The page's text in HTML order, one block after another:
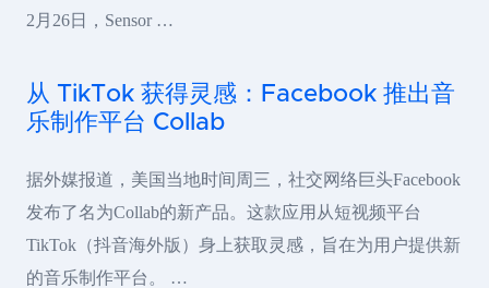
2月26日，Sensor …
从 TikTok 获得灵感：Facebook 推出音
乐制作平台 Collab
据外媒报道，美国当地时间周三，社交网络巨头Facebook
发布了名为Collab的新产品。这款应用从短视频平台
TikTok（抖音海外版）身上获取灵感，旨在为用户提供新
的音乐制作平台。 …